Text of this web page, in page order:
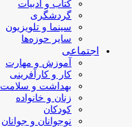
کتاب و ادبیات
گردشگری
سینما و تلویزیون
سایر حوزه‌ها
اجتماعی
آموزش و مهارت
کار و کارآفرینی
بهداشت و سلامت
زنان و خانواده
کودکان
نوجوانان و جوانان